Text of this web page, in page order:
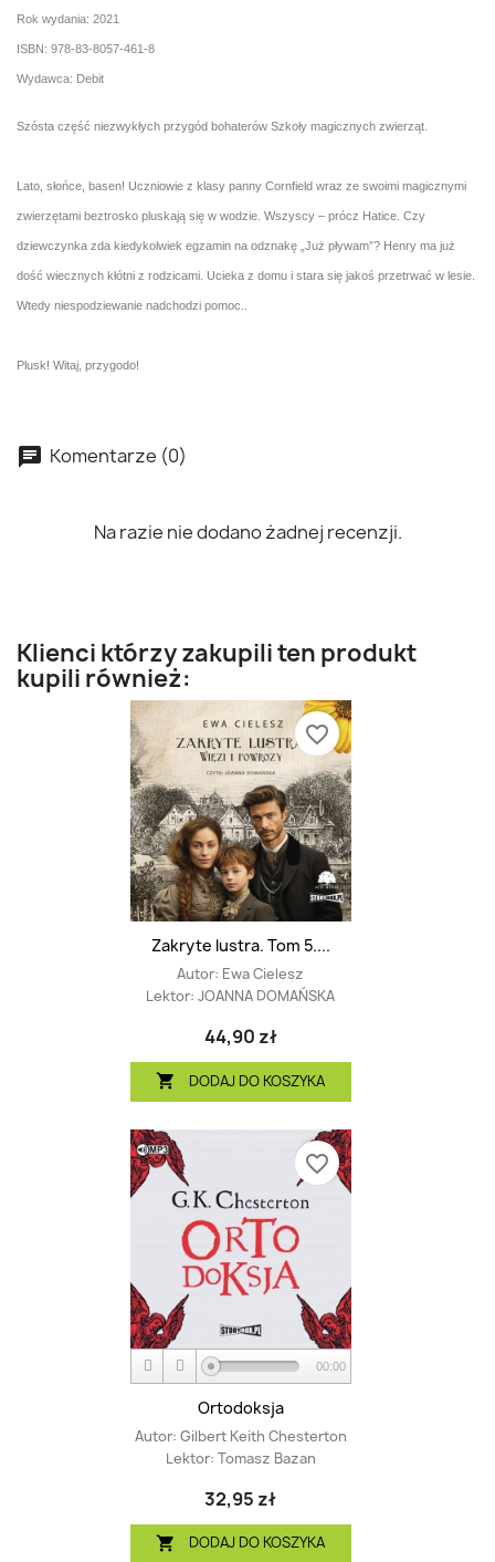
Rok wydania: 2021
ISBN: 978-83-8057-461-8
Wydawca: Debit
Szósta część niezwykłych przygód bohaterów Szkoły magicznych zwierząt.
Lato, słońce, basen! Uczniowie z klasy panny Cornfield wraz ze swoimi magicznymi
zwierzętami beztrosko pluskają się w wodzie. Wszyscy – prócz Hatice. Czy
dziewczynka zda kiedykolwiek egzamin na odznakę „Już pływam”? Henry ma już
dość wiecznych kłótni z rodzicami. Ucieka z domu i stara się jakoś przetrwać w lesie.
Wtedy niespodziewanie nadchodzi pomoc..
Plusk! Witaj, przygodo!
Komentarze (0)
Na razie nie dodano żadnej recenzji.
Klienci którzy zakupili ten produkt
kupili również:
Zakryte lustra. Tom 5....
Autor: Ewa Cielesz
Lektor: JOANNA DOMAŃSKA
44,90 zł
 DODAJ DO KOSZYKA
favorite_border
00:00
Ortodoksja
Autor: Gilbert Keith Chesterton
Lektor: Tomasz Bazan
32,95 zł
 DODAJ DO KOSZYKA
favorite_border